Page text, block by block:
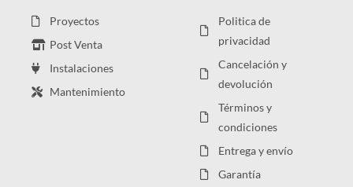
Proyectos
Post Venta
Instalaciones
Mantenimiento
Politica de
privacidad
Cancelación y
devolución
Términos y
condiciones
Entrega y envío
Garantía